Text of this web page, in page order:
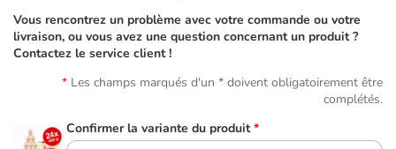
Vous rencontrez un problème avec votre commande ou votre
livraison, ou vous avez une question concernant un produit ?
Contactez le service client !
Les champs marqués d'un * doivent obligatoirement être
complétés.
Confirmer la variante du produit *